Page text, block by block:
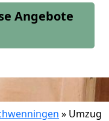
Angebote
» Umzug